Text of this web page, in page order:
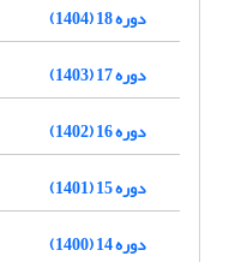
دوره 18 (1404)
دوره 17 (1403)
دوره 16 (1402)
دوره 15 (1401)
دوره 14 (1400)